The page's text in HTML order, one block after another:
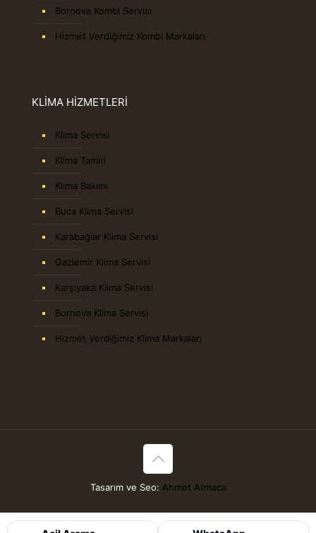
Bornova Kombi Servisi
Hizmet Verdiğimiz Kombi Markaları
KLİMA HİZMETLERİ
Klima Servisi
Klima Tamiri
Klima Bakımı
Buca Klima Servisi
Karabağlar Klima Servisi
Gaziemir Klima Servisi
Karşıyaka Klima Servisi
Bornova Klima Servisi
Hizmet Verdiğimiz Klima Markaları
Tasarım ve Seo: Ahmet Atmaca